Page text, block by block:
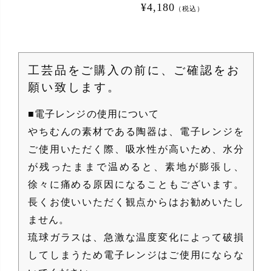
¥4,180 （税込）
工芸品をご購入の前に、ご確認をお
願い致します。
■電子レンジの使用について
やちむんの素材である陶器は、電子レンジを
ご使用いただく際、吸水性が高いため、水分
が残ったままで温めると、素地が膨張し、
徐々に痛める原因になることもございます。
長くお使いいただく観点からはお勧めいたし
ません。
琉球ガラスは、急激な温度変化によって破損
してしまうため電子レンジはご使用にならな